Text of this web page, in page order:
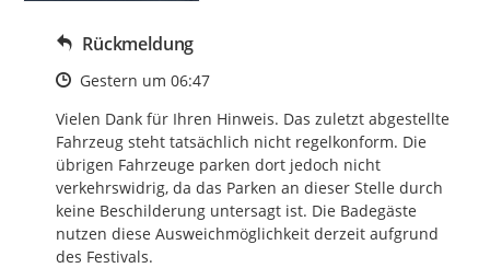
Rückmeldung
Zeitpunkt des Erstellens
Gestern um 06:47
Vielen Dank für Ihren Hinweis. Das zuletzt abgestellte
Fahrzeug steht tatsächlich nicht regelkonform. Die
übrigen Fahrzeuge parken dort jedoch nicht
verkehrswidrig, da das Parken an dieser Stelle durch
keine Beschilderung untersagt ist. Die Badegäste
nutzen diese Ausweichmöglichkeit derzeit aufgrund
des Festivals.